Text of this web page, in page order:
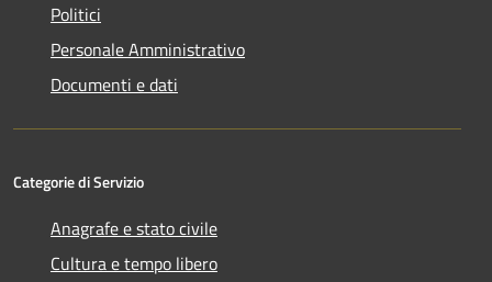
Politici
Personale Amministrativo
Documenti e dati
Categorie di Servizio
Anagrafe e stato civile
Cultura e tempo libero